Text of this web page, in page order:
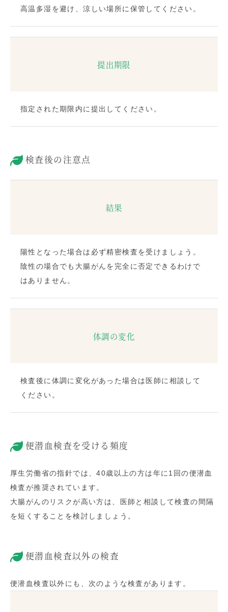
高温多湿を避け、涼しい場所に保管してください。
提出期限
指定された期限内に提出してください。
検査後の注意点
結果
陽性となった場合は必ず精密検査を受けましょう。
陰性の場合でも大腸がんを完全に否定できるわけで
はありません。
体調の変化
検査後に体調に変化があった場合は医師に相談して
ください。
便潜血検査を受ける頻度
厚生労働省の指針では、40歳以上の方は年に1回の便潜血
検査が推奨されています。
大腸がんのリスクが高い方は、医師と相談して検査の間隔
を短くすることを検討しましょう。
便潜血検査以外の検査
便潜血検査以外にも、次のような検査があります。